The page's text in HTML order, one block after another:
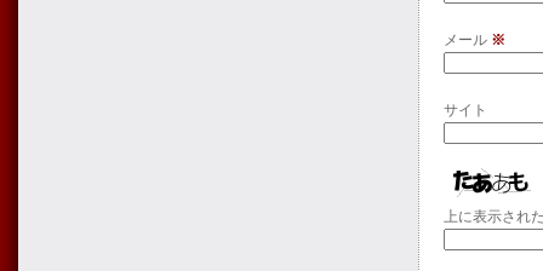
メール ※
サイト
上に表示され